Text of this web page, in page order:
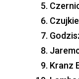
Kranz